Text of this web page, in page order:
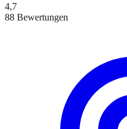
4,7
88 Bewertungen